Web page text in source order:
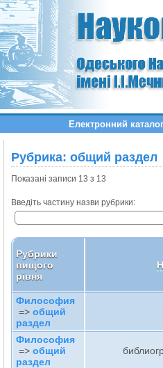
Електронний
Рубрика: общий раздел
Показані записи 13 з 13
Введіть частину назви рубрики:
Рубрики
вищого
рівня
Философия
=> общий
раздел
Философия
=> общий
раздел